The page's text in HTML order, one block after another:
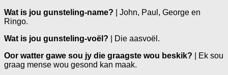
Wat is jou gunsteling-name? | John, Paul, George en
Ringo.
Wat is jou gunsteling-voël? | Die aasvoël.
Oor watter gawe sou jy die graagste wou beskik? | Ek sou
graag mense wou gesond kan maak.